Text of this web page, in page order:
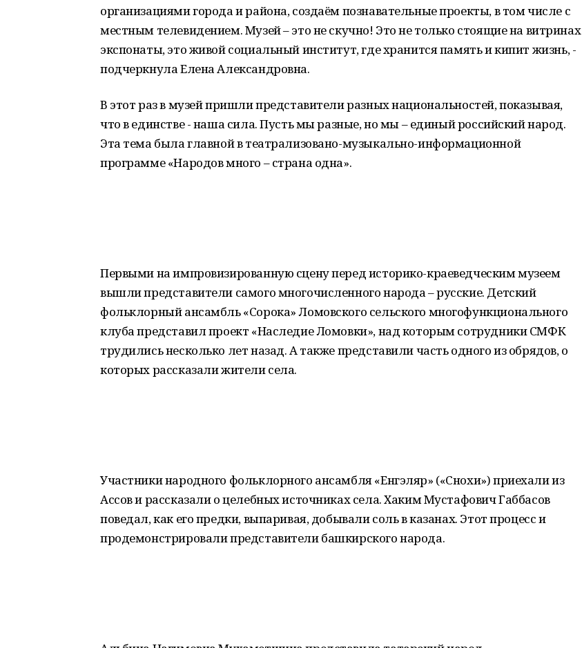
организациями города и района, создаём познавательные проекты, в том числе с
местным телевидением. Музей – это не скучно! Это не только стоящие на витринах
экспонаты, это живой социальный институт, где хранится память и кипит жизнь, -
подчеркнула Елена Александровна.
В этот раз в музей пришли представители разных национальностей, показывая,
что в единстве - наша сила. Пусть мы разные, но мы – единый российский народ.
Эта тема была главной в театрализовано-музыкально-информационной
программе «Народов много – страна одна».
Первыми на импровизированную сцену перед историко-краеведческим музеем
вышли представители самого многочисленного народа – русские. Детский
фольклорный ансамбль «Сорока» Ломовского сельского многофункционального
клуба представил проект «Наследие Ломовки», над которым сотрудники СМФК
трудились несколько лет назад. А также представили часть одного из обрядов, о
которых рассказали жители села.
Участники народного фольклорного ансамбля «Енгэляр» («Снохи») приехали из
Ассов и рассказали о целебных источниках села. Хаким Мустафович Габбасов
поведал, как его предки, выпаривая, добывали соль в казанах. Этот процесс и
продемонстрировали представители башкирского народа.